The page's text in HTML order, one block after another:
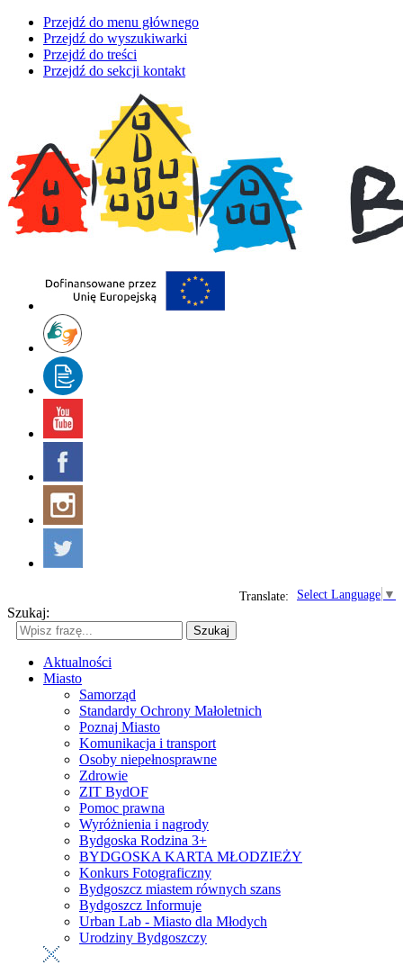
Przejdź do menu głównego
Przejdź do wyszukiwarki
Przejdź do treści
Przejdź do sekcji kontakt
Select Language ▼
Translate:
Szukaj:
Szukaj
Aktualności
Miasto
Samorząd
Standardy Ochrony Małoletnich
Poznaj Miasto
Komunikacja i transport
Osoby niepełnosprawne
Zdrowie
ZIT BydOF
Pomoc prawna
Wyróżnienia i nagrody
Bydgoska Rodzina 3+
BYDGOSKA KARTA MŁODZIEŻY
Konkurs Fotograficzny
Bydgoszcz miastem równych szans
Bydgoszcz Informuje
Urban Lab - Miasto dla Młodych
Urodziny Bydgoszczy